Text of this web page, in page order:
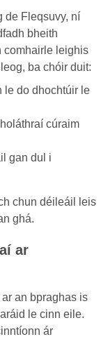
de Fleqsuvy, ní
bheith
comhairle leighis
ba chóir duit:
le do dhochtúir le
cúraim
gan dul i
chun déileáil leis
ghá.
ar
an bpraghas is
le cinn eile.
ár